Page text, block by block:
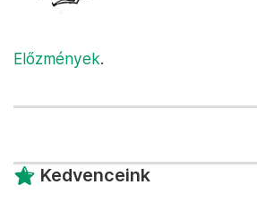
Előzmények.
Kedvenceink